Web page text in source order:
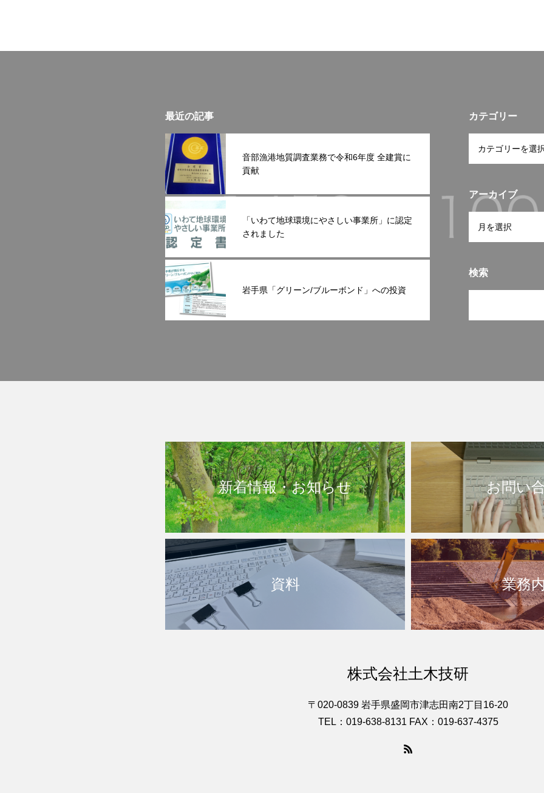
最近の記事
音部漁港地質調査業務で令和6年度 全建賞に
貢献
「いわて地球環境にやさしい事業所」に認定
されました
岩手県「グリーン/ブルーボンド」への投資
カテゴリー
アーカイブ
検索
新着情報・お知らせ お問い
資料 業務
株式会社土木技研
〒020-0839 岩手県盛岡市津志田南2丁目16-20
TEL：019-638-8131 FAX：019-637-4375